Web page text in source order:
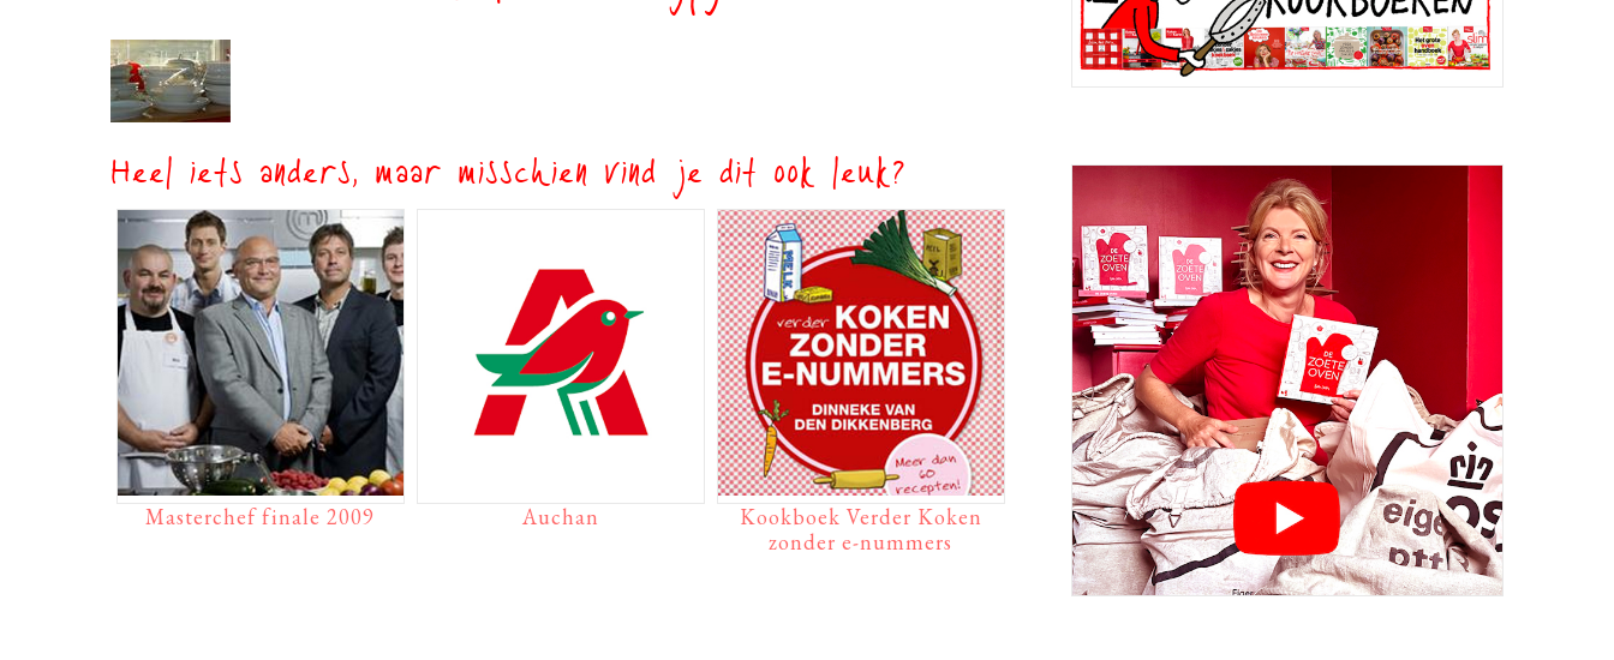
Heel iets anders, maar misschien vind je dit ook leuk?
Masterchef finale 2009 Auchan
Kookboek Verder Koken
zonder e-nummers